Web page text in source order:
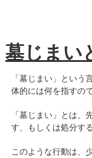
墓じまい
「墓じまい」という
体的には何を指すの
「墓じまい」とは、
す、もしくは処分す
このような行動は、